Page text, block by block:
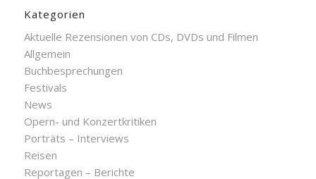
Kategorien
Aktuelle Rezensionen von CDs, DVDs und Filmen
Allgemein
Buchbesprechungen
Festivals
News
Opern- und Konzertkritiken
Porträts – Interviews
Reisen
Reportagen – Berichte